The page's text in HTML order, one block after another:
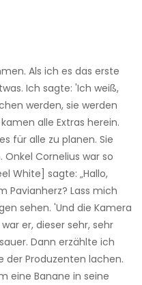
Als ich es das erste
Ich sagte: 'Ich weiß,
werden, sie werden
alle Extras herein.
für alle zu planen. Sie
Cornelius war so
White] sagte: „Hallo,
Pavianherz? Lass mich
sehen. 'Und die Kamera
er, dieser sehr, sehr
Dann erzählte ich
der Produzenten lachen.
eine Banane in seine